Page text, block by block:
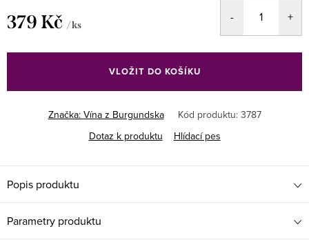
379 Kč / ks
cena:
VLOŽIT DO KOŠÍKU
Značka: Vína z Burgundska Kód produktu: 3787
Dotaz k produktu
Hlídací pes
Popis produktu
Parametry produktu